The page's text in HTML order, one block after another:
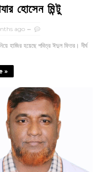
হোসেন মিন্টু
ago
হাজির হয়েছে পবিত্র ঈদুল ফিতর। দীর্ঘ
»